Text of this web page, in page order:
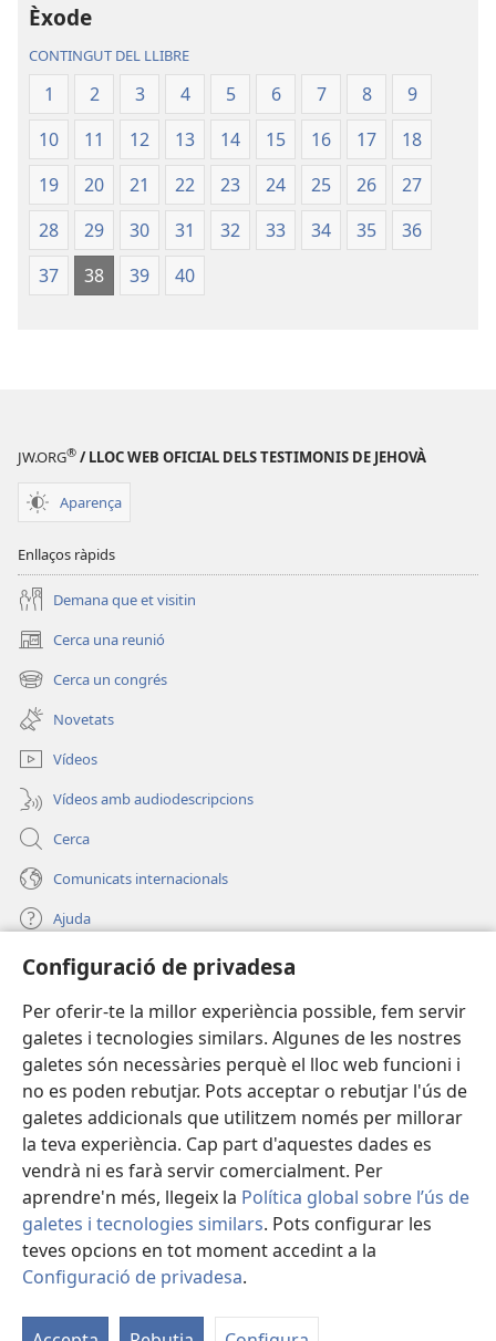
Configuració de privadesa
Per oferir-te la millor experiència possible, fem servir
galetes i tecnologies similars. Algunes de les nostres
galetes són necessàries perquè el lloc web funcioni i
no es poden rebutjar. Pots acceptar o rebutjar l'ús de
galetes addicionals que utilitzem només per millorar
la teva experiència. Cap part d'aquestes dades es
vendrà ni es farà servir comercialment. Per
aprendre'n més, llegeix la Política global sobre l’ús de
galetes i tecnologies similars. Pots configurar les
teves opcions en tot moment accedint a la
Configuració de privadesa.
Èxode
CONTINGUT DEL LLIBRE
1 2 3 4 5 6 7 8
9
10
11 12 13 14 15 16 17
18
19
20 21 22 23 24 25 26
27
28
29 30 31 32 33 34 35
36
37
38 39 40
JW.ORG® / LLOC WEB OFICIAL DELS TESTIMONIS DE JEHOVÀ
Aparença
Enllaços ràpids
Demana que et visitin
Cerca una reunió
(obre
una
finestra
nova)
Cerca un congrés
(obre
una
finestra
nova)
Novetats
Vídeos
Vídeos amb audiodescripcions
Cerca
Comunicats internacionals
Ajuda
Donacions
una
nova)
BIBLIOTECA EN LÍNIA Watchtower™
(obre
una
finestra
nova)
JW Hub
(obre
una
finestra
®
Copyright© 2026 Watch Tower Bible and Tract Society of Pennsylvania.
CONDICIONS D'ÚS|POLÍTICA DE PRIVADESA
PRIVADESA